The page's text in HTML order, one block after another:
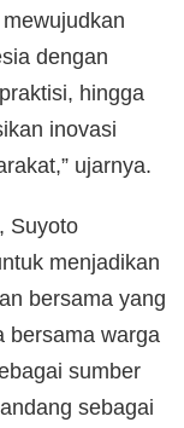
dengan
hingga
inovasi
ujarnya.
Suyoto
menjadikan
bersama yang
bersama warga
sumber
sebagai